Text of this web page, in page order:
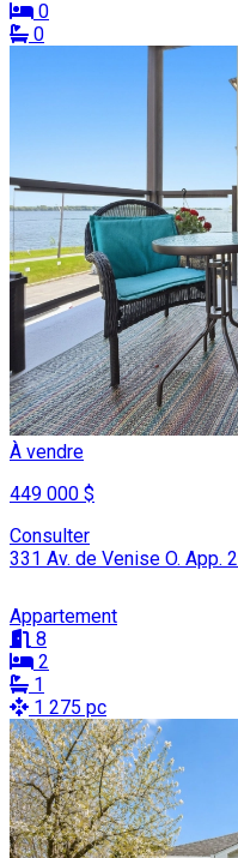
0
0
À vendre
449 000 $
Consulter
331 Av. de Venise O. App.
Appartement
8
2
1
1 275 pc